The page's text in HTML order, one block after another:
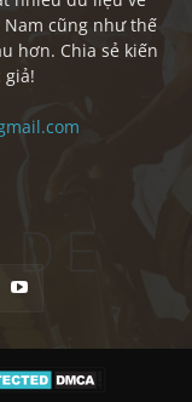
cũng như thế
hơn. Chia sẻ kiến
giả!